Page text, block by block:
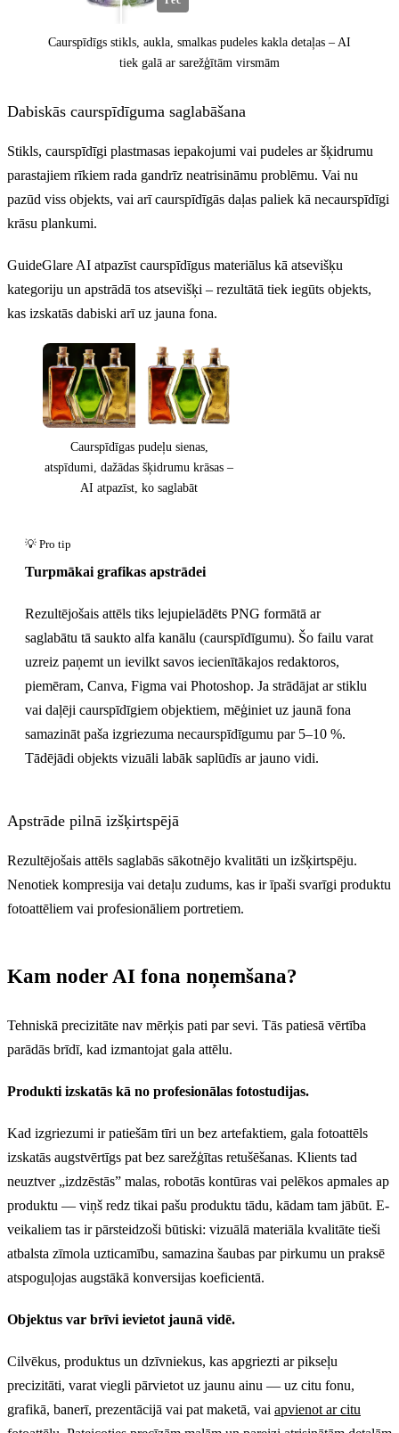
Pirms
Caurspīdīgs stikls, aukla, smalkas pudeles kakla detaļas – AI
tiek galā ar sarežģītām virsmām
Dabiskās caurspīdīguma saglabāšana
Stikls, caurspīdīgi plastmasas iepakojumi vai pudeles ar šķidrumu
parastajiem rīkiem rada gandrīz neatrisināmu problēmu. Vai nu
pazūd viss objekts, vai arī caurspīdīgās daļas paliek kā necaurspīdīgi
krāsu plankumi.
GuideGlare AI atpazīst caurspīdīgus materiālus kā atsevišķu
kategoriju un apstrādā tos atsevišķi – rezultātā tiek iegūts objekts,
kas izskatās dabiski arī uz jauna fona.
Caurspīdīgas pudeļu sienas,
atspīdumi, dažādas šķidrumu krāsas –
AI atpazīst, ko saglabāt
Turpmākai grafikas apstrādei
Rezultējošais attēls tiks lejupielādēts PNG formātā ar
saglabātu tā saukto alfa kanālu (caurspīdīgumu). Šo failu varat
uzreiz paņemt un ievilkt savos iecienītākajos redaktoros,
piemēram, Canva, Figma vai Photoshop. Ja strādājat ar stiklu
vai daļēji caurspīdīgiem objektiem, mēģiniet uz jaunā fona
samazināt paša izgriezuma necaurspīdīgumu par 5–10 %.
Tādējādi objekts vizuāli labāk saplūdīs ar jauno vidi.
Apstrāde pilnā izšķirtspējā
Rezultējošais attēls saglabās sākotnējo kvalitāti un izšķirtspēju.
Nenotiek kompresija vai detaļu zudums, kas ir īpaši svarīgi produktu
fotoattēliem vai profesionāliem portretiem.
Kam noder AI fona noņemšana?
Tehniskā precizitāte nav mērķis pati par sevi. Tās patiesā vērtība
parādās brīdī, kad izmantojat gala attēlu.
Produkti izskatās kā no profesionālas fotostudijas.
Kad izgriezumi ir patiešām tīri un bez artefaktiem, gala fotoattēls
izskatās augstvērtīgs pat bez sarežģītas retušēšanas. Klients tad
neuztver „izdzēstās” malas, robotās kontūras vai pelēkos apmales ap
produktu — viņš redz tikai pašu produktu tādu, kādam tam jābūt. E-
veikaliem tas ir pārsteidzoši būtiski: vizuālā materiāla kvalitāte tieši
atbalsta zīmola uzticamību, samazina šaubas par pirkumu un praksē
atspoguļojas augstākā konversijas koeficientā.
Objektus var brīvi ievietot jaunā vidē.
Cilvēkus, produktus un dzīvniekus, kas apgriezti ar pikseļu
precizitāti, varat viegli pārvietot uz jaunu ainu — uz citu fonu,
grafikā, banerī, prezentācijā vai pat maketā, vai apvienot ar citu